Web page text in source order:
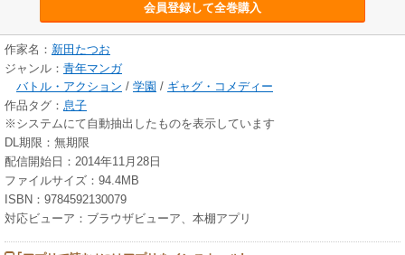
会員登録して全巻購入
作家名： 新田たつお
ジャンル： 青年マンガ
バトル・アクション / 学園 / ギャグ・コメディー
作品タグ： 息子
※システムにて自動抽出したものを表示しています
DL期限：無期限
配信開始日：2014年11月28日
ファイルサイズ：94.4MB
ISBN：9784592130079
対応ビューア：ブラウザビューア、本棚アプリ